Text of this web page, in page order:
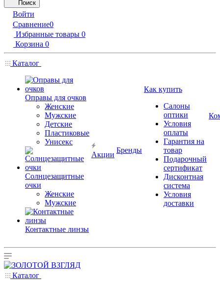
Поиск
Войти
Сравнение0
Избранные товары 0
Корзина 0
Каталог
Оправы для очков
Женские
Мужские
Детские
Пластиковые
Унисекс
Солнцезащитные
очки
Женские
Мужские
Контактные линзы
Акции
Бренды
Как купить
Салоны
оптики
Условия
оплаты
Гарантия на
товар
Подарочный
сертификат
Дисконтная
система
Условия
доставки
Каталог